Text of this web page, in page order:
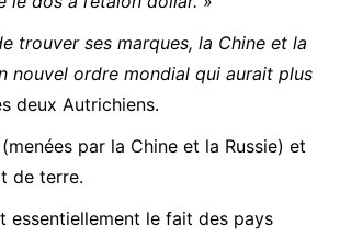
trouver ses marques, la Chine et la
nouvel ordre mondial qui aurait plus
deux Autrichiens.
par la Chine et la Russie) et
de terre.
essentiellement le fait des pays